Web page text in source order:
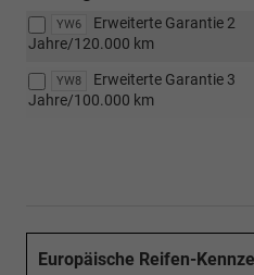
YW6
Erweiterte Garantie 2
Jahre/120.000 km
YW8
Erweiterte Garantie 3
Jahre/100.000 km
Europäische Reifen-